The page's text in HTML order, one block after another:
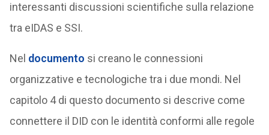
interessanti discussioni scientifiche sulla relazione
tra eIDAS e SSI.
Nel documento si creano le connessioni
organizzative e tecnologiche tra i due mondi. Nel
capitolo 4 di questo documento si descrive come
connettere il DID con le identità conformi alle regole